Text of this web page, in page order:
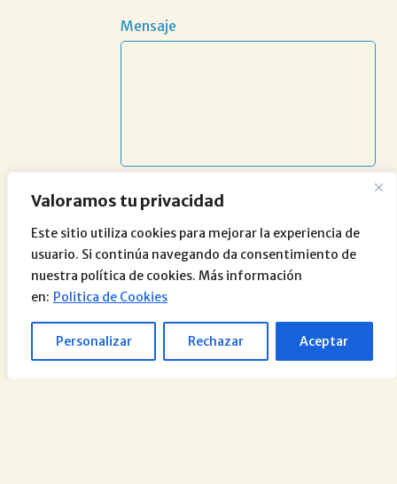
Valoramos tu privacidad
Este sitio utiliza cookies para mejorar la experiencia de
usuario. Si continúa navegando da consentimiento de
nuestra política de cookies. Más información
en: Politica de Cookies
Personalizar Rechazar Aceptar
Mensaje